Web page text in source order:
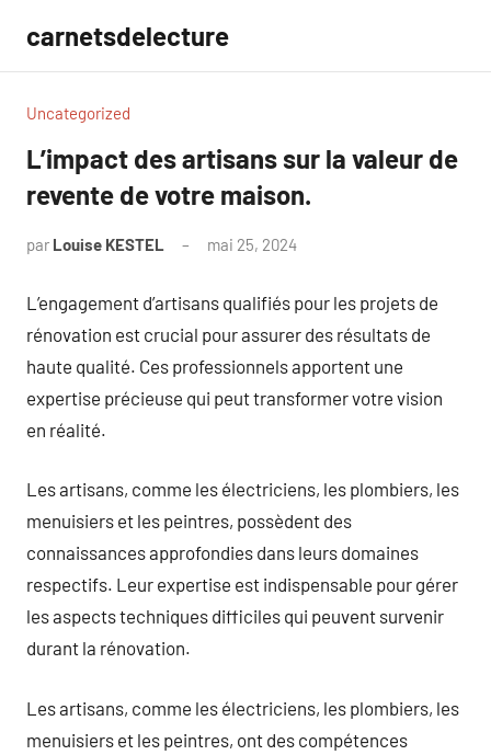
contenu
carnetsdelecture
Uncategorized
L’impact des artisans sur la valeur de
revente de votre maison.
par Louise KESTEL mai 25, 2024
L’engagement d’artisans qualifiés pour les projets de
rénovation est crucial pour assurer des résultats de
haute qualité. Ces professionnels apportent une
expertise précieuse qui peut transformer votre vision
en réalité.
Les artisans, comme les électriciens, les plombiers, les
menuisiers et les peintres, possèdent des
connaissances approfondies dans leurs domaines
respectifs. Leur expertise est indispensable pour gérer
les aspects techniques difficiles qui peuvent survenir
durant la rénovation.
Les artisans, comme les électriciens, les plombiers, les
menuisiers et les peintres, ont des compétences